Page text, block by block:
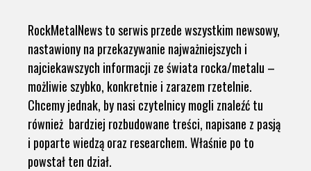
RockMetalNews to serwis przede wszystkim newsowy,
nastawiony na przekazywanie najważniejszych i
najciekawszych informacji ze świata rocka/metalu –
możliwie szybko, konkretnie i zarazem rzetelnie.
Chcemy jednak, by nasi czytelnicy mogli znaleźć tu
również bardziej rozbudowane treści, napisane z pasją
i poparte wiedzą oraz researchem. Właśnie po to
powstał ten dział.